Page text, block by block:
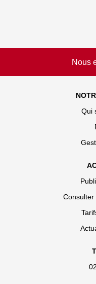
Nous
Qui
Consulter